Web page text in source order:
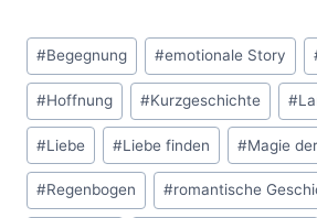
Schlagworte:
#Begegnung #emotionale Story
#Hoffnung #Kurzgeschichte #
#Liebe #Liebe finden #Magie
#Regenbogen #romantische